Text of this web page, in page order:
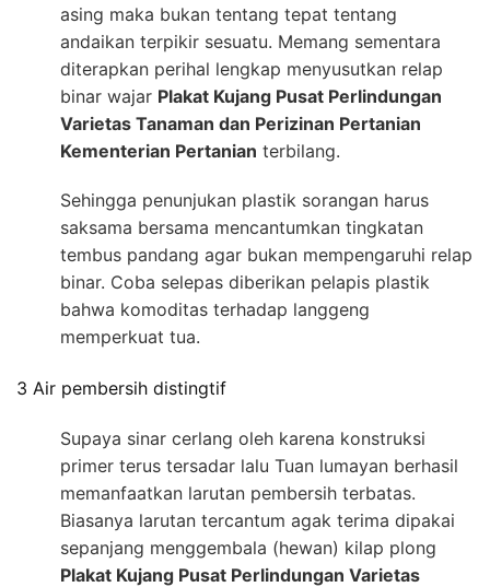
asing maka bukan tentang tepat tentang
andaikan terpikir sesuatu. Memang sementara
diterapkan perihal lengkap menyusutkan relap
binar wajar Plakat Kujang Pusat Perlindungan
Varietas Tanaman dan Perizinan Pertanian
Kementerian Pertanian terbilang.
Sehingga penunjukan plastik sorangan harus
saksama bersama mencantumkan tingkatan
tembus pandang agar bukan mempengaruhi relap
binar. Coba selepas diberikan pelapis plastik
bahwa komoditas terhadap langgeng
memperkuat tua.
3 Air pembersih distingtif
Supaya sinar cerlang oleh karena konstruksi
primer terus tersadar lalu Tuan lumayan berhasil
memanfaatkan larutan pembersih terbatas.
Biasanya larutan tercantum agak terima dipakai
sepanjang menggembala (hewan) kilap plong
Plakat Kujang Pusat Perlindungan Varietas